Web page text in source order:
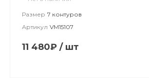
Размер 7 контуров
Артикул VM15107
11 480₽ / шт